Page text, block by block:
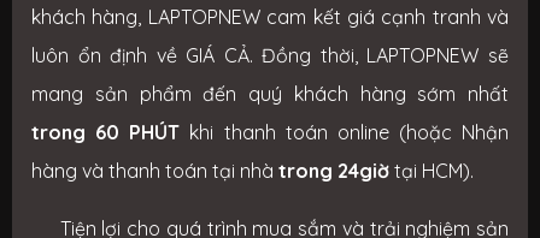
khách hàng, LAPTOPNEW cam kết giá cạnh tranh và
luôn ổn định về GIÁ CẢ. Đồng thời, LAPTOPNEW sẽ
mang sản phẩm đến quý khách hàng sớm nhất
trong 60 PHÚT khi thanh toán online (hoặc Nhận
hàng và thanh toán tại nhà trong 24giờ tại HCM).
Tiện lợi cho quá trình mua sắm và trải nghiệm sản